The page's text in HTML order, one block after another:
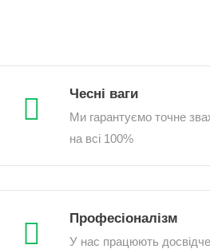
Чесні ваги
Ми гарантуємо точне
на всі 100%
Професіоналізм
У нас працюють